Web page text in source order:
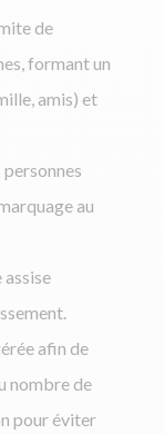
de
formant un
amis) et
personnes
au
assise
afin de
nombre de
pour éviter